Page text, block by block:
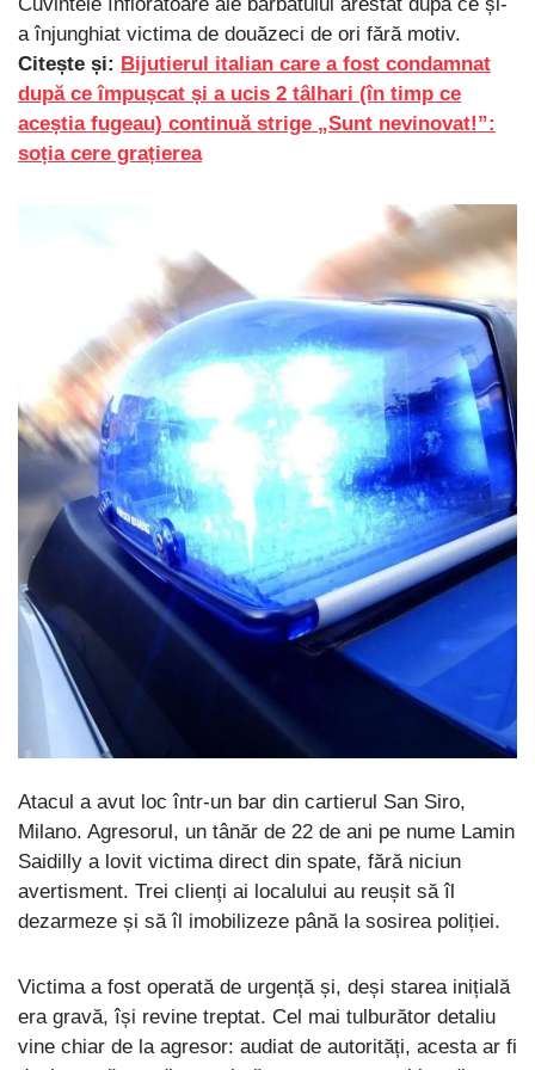
a înjunghiat victima de douăzeci de ori fără motiv.
Citește și: Bijutierul italian care a fost condamnat
după ce împușcat și a ucis 2 tâlhari (în timp ce
aceștia fugeau) continuă strige „Sunt nevinovat!”:
soția cere grațierea
Atacul a avut loc într-un bar din cartierul San Siro,
Milano. Agresorul, un tânăr de 22 de ani pe nume Lamin
Saidilly a lovit victima direct din spate, fără niciun
avertisment. Trei clienți ai localului au reușit să îl
dezarmeze și să îl imobilizeze până la sosirea poliției.
Victima a fost operată de urgență și, deși starea inițială
era gravă, își revine treptat. Cel mai tulburător detaliu
vine chiar de la agresor: audiat de autorități, acesta ar fi